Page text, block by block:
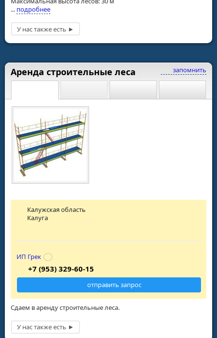
... подробнее
запомнить
Аренда строительные леса
Сдаем в аренду строительные леса.
Калужская область
Калуга
ИП Грек
+7 (953) 329-60-15
отправить запрос